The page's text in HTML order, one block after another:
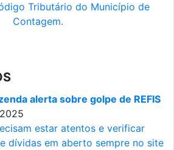
Tributário do Município de
Contagem.
alerta sobre golpe de REFIS
estar atentos e verificar
dívidas em aberto sempre no site